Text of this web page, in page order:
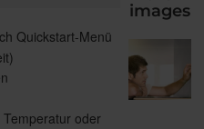
Quickstart-Menü
oder
images